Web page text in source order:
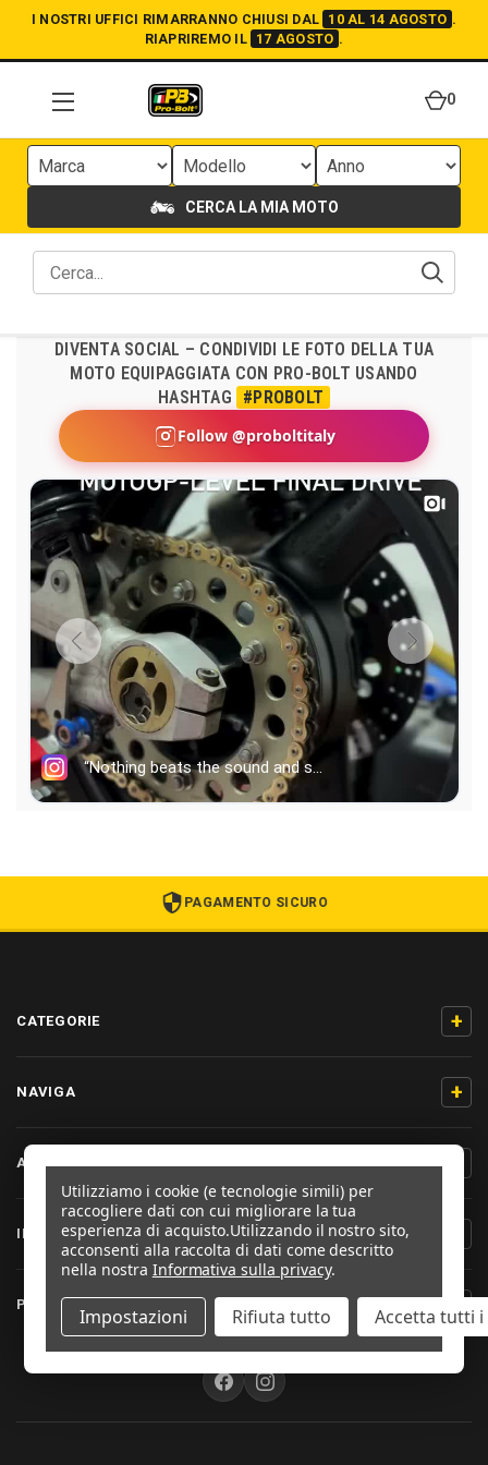
I NOSTRI UFFICI RIMARRANNO CHIUSI DAL 10 AL 14 AGOSTO .
RIAPRIREMO IL 17 AGOSTO .
0
CERCA LA MIA MOTO
DIVENTA SOCIAL – CONDIVIDI LE FOTO DELLA TUA
MOTO EQUIPAGGIATA CON PRO-BOLT USANDO
HASHTAG
#PROBOLT
Follow @proboltitaly
PAGAMENTO SICURO
CATEGORIE +
NAVIGA +
AIUTO & CONTATTO
INFORMAZIONI PRODOTTO
PRO-BOLT ITALIA +
SEGUICI
Utilizziamo i cookie (e tecnologie simili) per
raccogliere dati con cui migliorare la tua
esperienza di acquisto.Utilizzando il nostro sito,
acconsenti alla raccolta di dati come descritto
nella nostra Informativa sulla privacy.
Impostazioni Rifiuta tutto Accetta tutti